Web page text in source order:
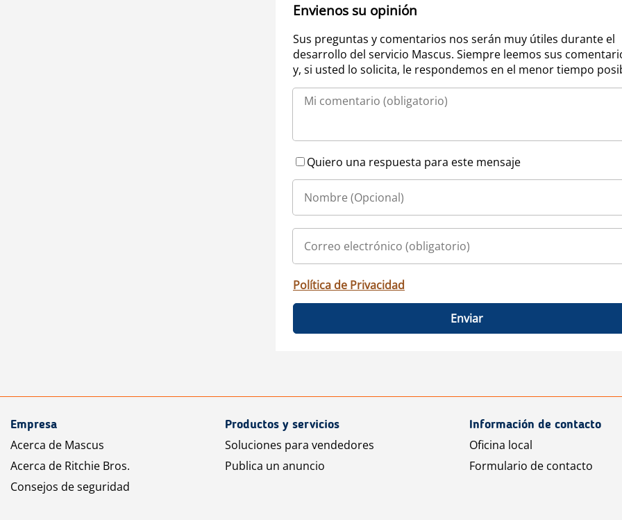
Envienos su opinión
Sus preguntas y comentarios nos serán muy útiles durante el
desarrollo del servicio Mascus. Siempre leemos sus
y, si usted lo solicita, le respondemos en el menor tiempo
Quiero una respuesta para este mensaje
Política de Privacidad
Enviar
Empresa
Acerca de Mascus
Acerca de Ritchie Bros.
Consejos de seguridad
Productos y servicios
Soluciones para vendedores
Publica un anuncio
Información de contacto
Oficina local
Formulario de contacto